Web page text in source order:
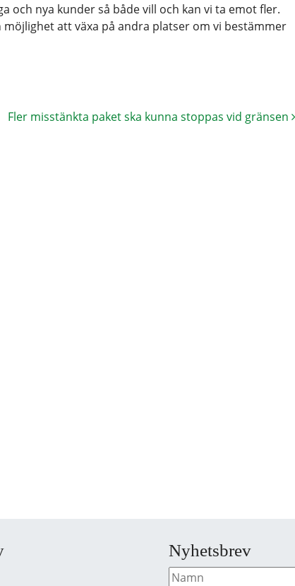
och nya kunder så både vill och kan vi ta emot fler.
att växa på andra platser om vi bestämmer
Fler misstänkta paket ska kunna stoppas vid gränsen
Nyhetsbrev